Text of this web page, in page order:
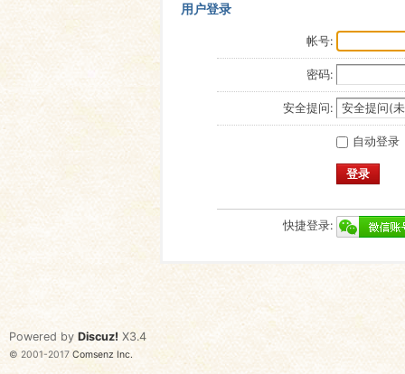
用户登录
帐号:
密码:
安全提问:
自动登录
登录
快捷登录:
Powered by Discuz! X3.4
© 2001-2017 Comsenz Inc.